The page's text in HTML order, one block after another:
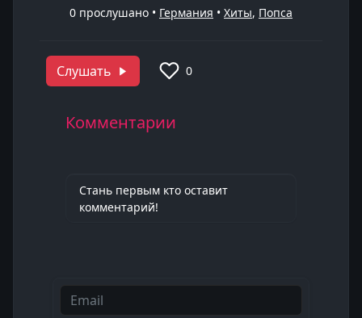
0 прослушано • Германия • Хиты, Попса
Слушать 0
Комментарии
Стань первым кто оставит
комментарий!